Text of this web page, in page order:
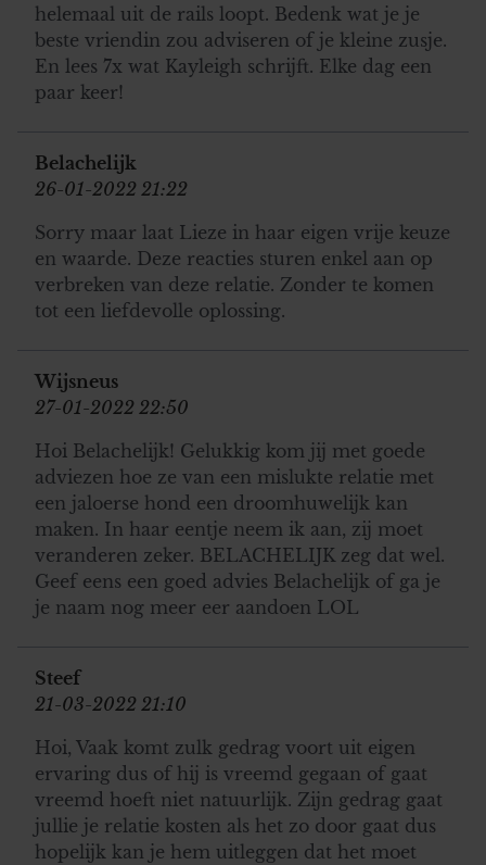
helemaal uit de rails loopt. Bedenk wat je je
beste vriendin zou adviseren of je kleine zusje.
En lees 7x wat Kayleigh schrijft. Elke dag een
paar keer!
Belachelijk
26-01-2022 21:22
Sorry maar laat Lieze in haar eigen vrije keuze
en waarde. Deze reacties sturen enkel aan op
verbreken van deze relatie. Zonder te komen
tot een liefdevolle oplossing.
Wijsneus
27-01-2022 22:50
Hoi Belachelijk! Gelukkig kom jij met goede
adviezen hoe ze van een mislukte relatie met
een jaloerse hond een droomhuwelijk kan
maken. In haar eentje neem ik aan, zij moet
veranderen zeker. BELACHELIJK zeg dat wel.
Geef eens een goed advies Belachelijk of ga je
je naam nog meer eer aandoen LOL
Steef
21-03-2022 21:10
Hoi, Vaak komt zulk gedrag voort uit eigen
ervaring dus of hij is vreemd gegaan of gaat
vreemd hoeft niet natuurlijk. Zijn gedrag gaat
jullie je relatie kosten als het zo door gaat dus
hopelijk kan je hem uitleggen dat het moet